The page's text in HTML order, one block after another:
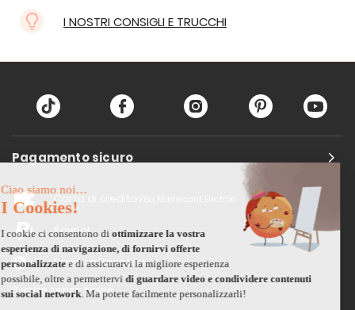
I NOSTRI CONSIGLI E TRUCCHI
Pagamento sicuro
Carta di credito
Paypal
Bonifico Bancario
3 volte senza tasse